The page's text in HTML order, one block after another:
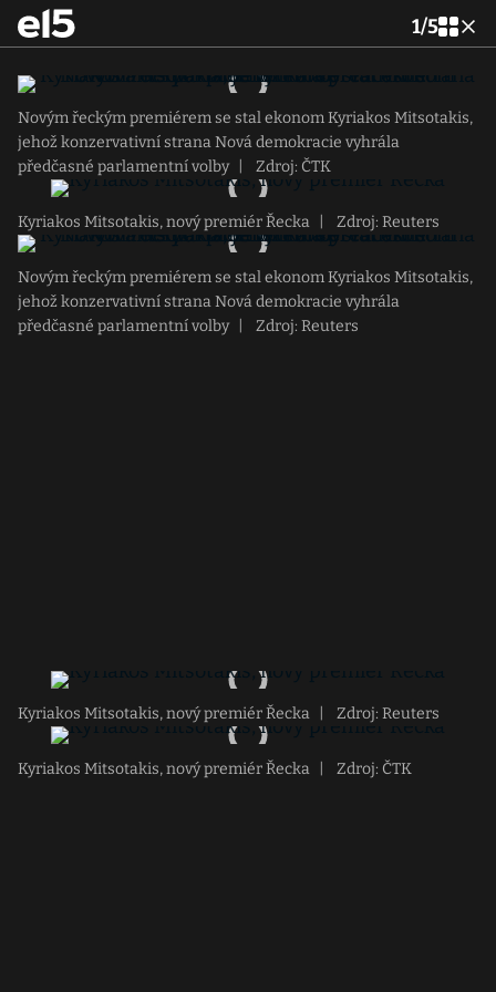
1/5
Novým řeckým premiérem se stal ekonom Kyriakos Mitsotakis,
jehož konzervativní strana Nová demokracie vyhrála
předčasné parlamentní volby
Zdroj: ČTK
Kyriakos Mitsotakis, nový premiér Řecka Zdroj: Reuters
Novým řeckým premiérem se stal ekonom Kyriakos Mitsotakis,
jehož konzervativní strana Nová demokracie vyhrála
předčasné parlamentní volby
Zdroj: Reuters
Kyriakos Mitsotakis, nový premiér Řecka Zdroj: Reuters
Kyriakos Mitsotakis, nový premiér Řecka Zdroj: ČTK